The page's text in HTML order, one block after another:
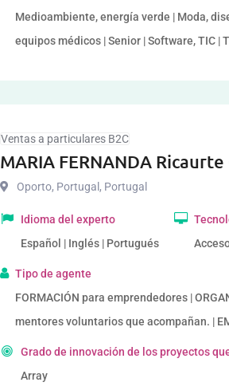
Medioambiente, energía verde | Moda,
equipos médicos | Senior | Software, TIC |
Ventas a particulares B2C
MARIA FERNANDA
Oporto, Portugal , Portugal
Idioma del experto
Español | Inglés | Portugués
Tipo de agente
FORMACIÓN para emprendedores |
mentores voluntarios que acompañan. |
Grado de innovación de los proyectos
Array